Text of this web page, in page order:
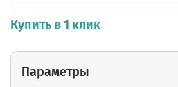
Купить в 1 клик
Параметры